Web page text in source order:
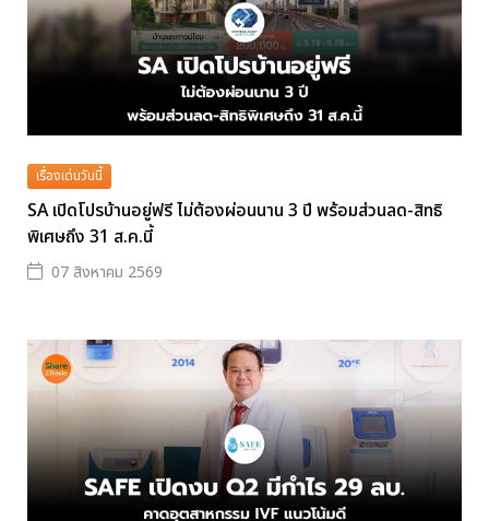
เรื่องเด่นวันนี้
SA เปิดโปรบ้านอยู่ฟรี ไม่ต้องผ่อนนาน 3 ปี พร้อมส่วนลด-สิทธิ
พิเศษถึง 31 ส.ค.นี้
07 สิงหาคม 2569